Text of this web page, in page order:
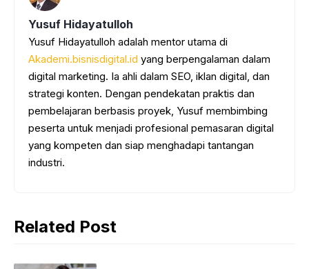
Yusuf Hidayatulloh
Yusuf Hidayatulloh adalah mentor utama di
Akademi.bisnisdigital.id yang berpengalaman dalam
digital marketing. Ia ahli dalam SEO, iklan digital, dan
strategi konten. Dengan pendekatan praktis dan
pembelajaran berbasis proyek, Yusuf membimbing
peserta untuk menjadi profesional pemasaran digital
yang kompeten dan siap menghadapi tantangan
industri.
Related Post